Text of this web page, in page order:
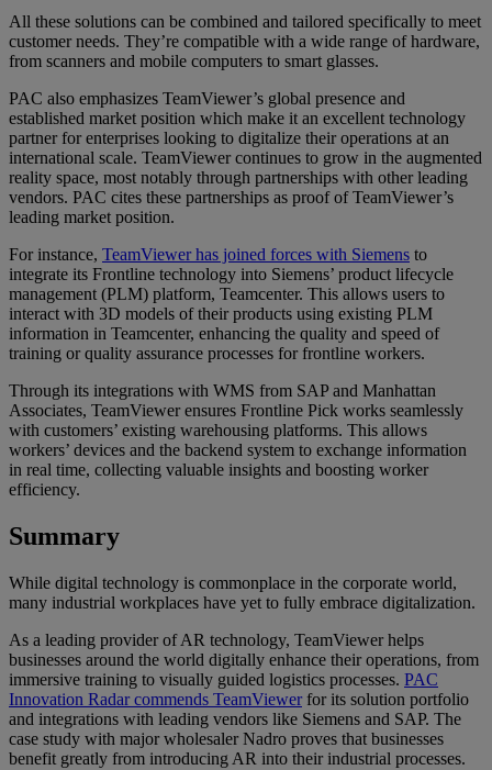
All these solutions can be combined and tailored specifically to meet
customer needs. They’re compatible with a wide range of hardware,
from scanners and mobile computers to smart glasses.
PAC also emphasizes TeamViewer’s global presence and
established market position which make it an excellent technology
partner for enterprises looking to digitalize their operations at an
international scale. TeamViewer continues to grow in the augmented
reality space, most notably through partnerships with other leading
vendors. PAC cites these partnerships as proof of TeamViewer’s
leading market position.
For instance, TeamViewer has joined forces with Siemens to
integrate its Frontline technology into Siemens’ product lifecycle
management (PLM) platform, Teamcenter. This allows users to
interact with 3D models of their products using existing PLM
information in Teamcenter, enhancing the quality and speed of
training or quality assurance processes for frontline workers.
Through its integrations with WMS from SAP and Manhattan
Associates, TeamViewer ensures Frontline Pick works seamlessly
with customers’ existing warehousing platforms. This allows
workers’ devices and the backend system to exchange information
in real time, collecting valuable insights and boosting worker
efficiency.
Summary
While digital technology is commonplace in the corporate world,
many industrial workplaces have yet to fully embrace digitalization.
As a leading provider of AR technology, TeamViewer helps
businesses around the world digitally enhance their operations, from
immersive training to visually guided logistics processes. PAC
Innovation Radar commends TeamViewerfor its solution portfolio
and integrations with leading vendors like Siemens and SAP. The
case study with major wholesaler Nadro proves that businesses
benefit greatly from introducing AR into their industrial processes.